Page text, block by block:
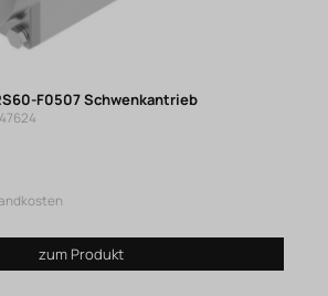
F0507 Schwenkantrieb
zum Produkt